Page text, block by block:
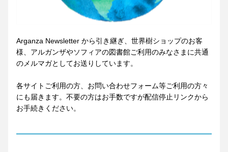
Arganza Newsletter から引き継ぎ、世界樹ショップのお客
様、アルガンザやソフィアの図書館ご利用のみなさまに共通
のメルマガとしてお送りしています。
各サイトご利用の方、お問い合わせフォーム等ご利用の方々
にも届きます。不要の方はお手数ですが配信停止リンクから
お手続きください。